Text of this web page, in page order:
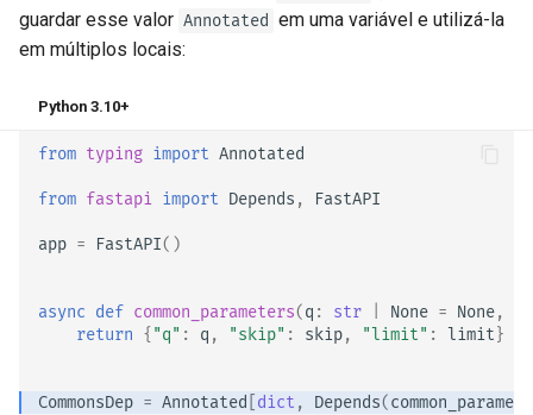
guardar esse valor Annotated em uma variável e utilizá-la
em múltiplos locais:
Python 3.10+
from typing import Annotated
from fastapi import Depends , FastAPI
app = FastAPI()
async def common_parameters(q : str None = None,
return { "q" : q , "skip" : skip, "limit" : limit }
CommonsDep = Annotated dict , Depends(